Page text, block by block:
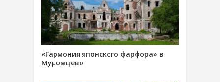
«Гармония японского фарфора» в
Муромцево